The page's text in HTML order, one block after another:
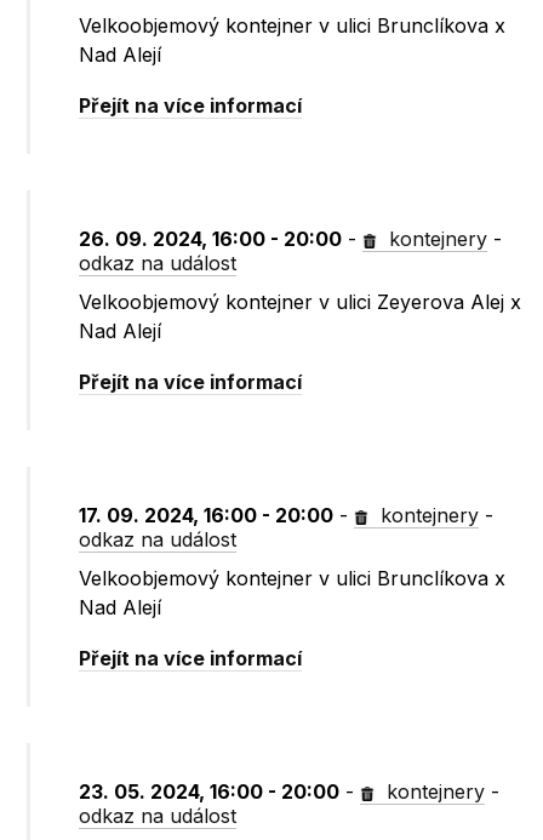
Velkoobjemový kontejner v ulici Brunclíkova x
Nad Alejí
Přejít na více informací
26. 09. 2024, 16:00 - 20:00 - kontejnery -
odkaz na událost
Velkoobjemový kontejner v ulici Zeyerova Alej x
Nad Alejí
Přejít na více informací
17. 09. 2024, 16:00 - 20:00 - kontejnery -
odkaz na událost
Velkoobjemový kontejner v ulici Brunclíkova x
Nad Alejí
Přejít na více informací
23. 05. 2024, 16:00 - 20:00 - kontejnery -
odkaz na událost